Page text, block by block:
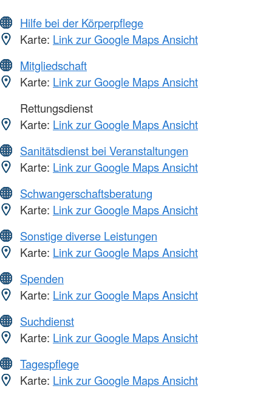
Hilfe bei der Körperpflege
Karte: Link zur Google Maps Ansicht
Mitgliedschaft
Karte: Link zur Google Maps Ansicht
Rettungsdienst
Karte: Link zur Google Maps Ansicht
Sanitätsdienst bei Veranstaltungen
Karte: Link zur Google Maps Ansicht
Schwangerschaftsberatung
Karte: Link zur Google Maps Ansicht
Sonstige diverse Leistungen
Karte: Link zur Google Maps Ansicht
Spenden
Karte: Link zur Google Maps Ansicht
Suchdienst
Karte: Link zur Google Maps Ansicht
Tagespflege
Karte: Link zur Google Maps Ansicht